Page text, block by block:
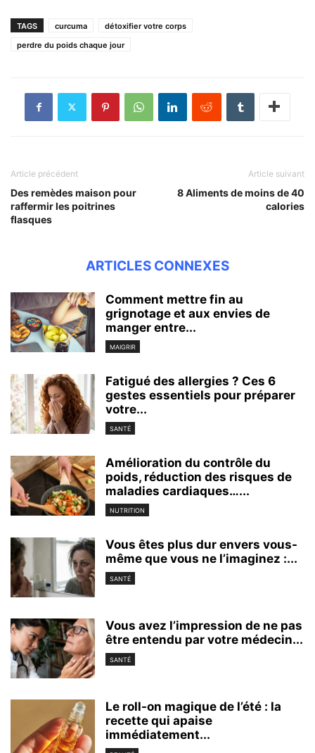
TAGS curcuma
détoxifier votre corps
perdre du poids chaque jour
Article précédent
Des remèdes maison pour
raffermir les poitrines
flasques
Article suivant
8 Aliments de moins de 40
calories
ARTICLES CONNEXES
Comment mettre fin au
grignotage et aux envies de
manger entre...
MAIGRIR
Fatigué des allergies ? Ces 6
gestes essentiels pour préparer
votre...
SANTÉ
Amélioration du contrôle du
poids, réduction des risques de
maladies cardiaques…...
NUTRITION
Vous êtes plus dur envers vous-
même que vous ne l’imaginez :...
SANTÉ
Vous avez l’impression de ne pas
être entendu par votre médecin...
SANTÉ
Le roll-on magique de l’été : la
recette qui apaise
immédiatement...